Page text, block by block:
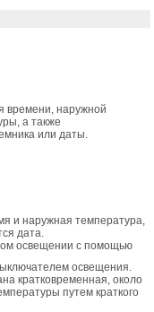
времени, наружной
а также
или даты.
и наружная температура,
дата.
освещении с помощью
освещения.
кратковременная, около
путем краткого